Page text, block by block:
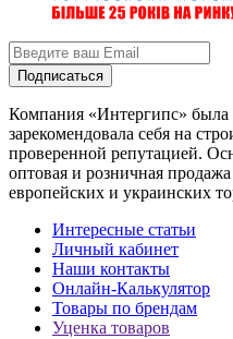
Подписаться
Компания «Интергипс» была
зарекомендовала себя на
проверенной репутацией.
оптовая и розничная
европейских и украинских
Интересные статьи
Личный кабинет
Наши контакты
Онлайн-Калькулятор
Товары по брендам
Уценка товаров